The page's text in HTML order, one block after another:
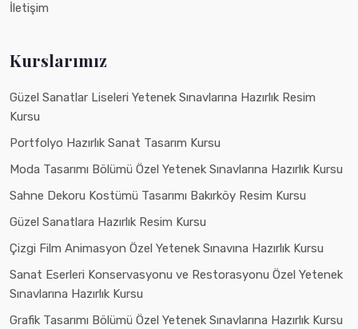
İletişim
Kurslarımız
Güzel Sanatlar Liseleri Yetenek Sınavlarına Hazırlık Resim
Kursu
Portfolyo Hazırlık Sanat Tasarım Kursu
Moda Tasarımı Bölümü Özel Yetenek Sınavlarına Hazırlık Kursu
Sahne Dekoru Kostümü Tasarımı Bakırköy Resim Kursu
Güzel Sanatlara Hazırlık Resim Kursu
Çizgi Film Animasyon Özel Yetenek Sınavına Hazırlık Kursu
Sanat Eserleri Konservasyonu ve Restorasyonu Özel Yetenek
Sınavlarına Hazırlık Kursu
Grafik Tasarımı Bölümü Özel Yetenek Sınavlarına Hazırlık Kursu